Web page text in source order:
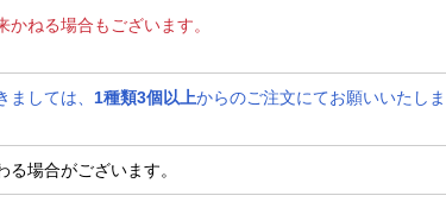
ねる場合もございます。
しては、 1種類3個以上からのご注文にてお願いいたしま
場合がございます。